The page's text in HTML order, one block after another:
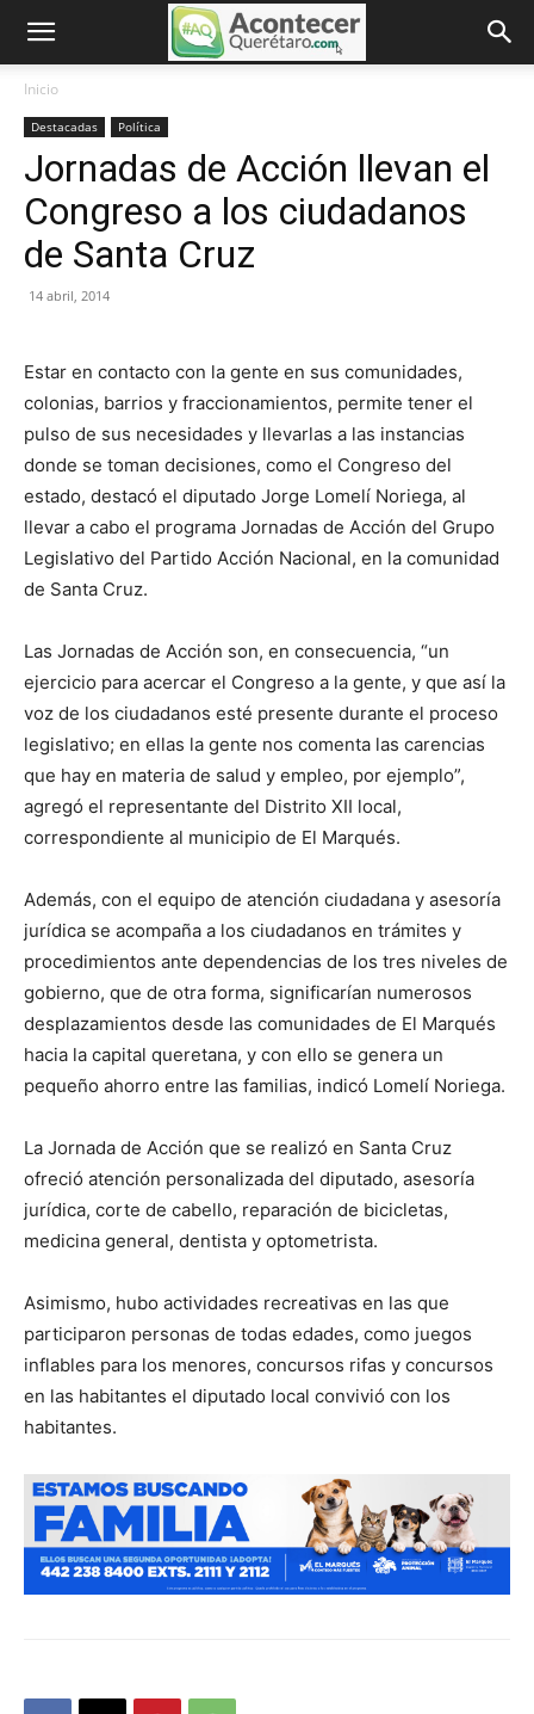
Inicio
Destacadas Política
Jornadas de Acción llevan el
Congreso a los ciudadanos
de Santa Cruz
14 abril, 2014
Estar en contacto con la gente en sus comunidades,
colonias, barrios y fraccionamientos, permite tener el
pulso de sus necesidades y llevarlas a las instancias
donde se toman decisiones, como el Congreso del
estado, destacó el diputado Jorge Lomelí Noriega, al
llevar a cabo el programa Jornadas de Acción del Grupo
Legislativo del Partido Acción Nacional, en la comunidad
de Santa Cruz.
Las Jornadas de Acción son, en consecuencia, “un
ejercicio para acercar el Congreso a la gente, y que así la
voz de los ciudadanos esté presente durante el proceso
legislativo; en ellas la gente nos comenta las carencias
que hay en materia de salud y empleo, por ejemplo”,
agregó el representante del Distrito XII local,
correspondiente al municipio de El Marqués.
Además, con el equipo de atención ciudadana y asesoría
jurídica se acompaña a los ciudadanos en trámites y
procedimientos ante dependencias de los tres niveles de
gobierno, que de otra forma, significarían numerosos
desplazamientos desde las comunidades de El Marqués
hacia la capital queretana, y con ello se genera un
pequeño ahorro entre las familias, indicó Lomelí Noriega.
La Jornada de Acción que se realizó en Santa Cruz
ofreció atención personalizada del diputado, asesoría
jurídica, corte de cabello, reparación de bicicletas,
medicina general, dentista y optometrista.
Asimismo, hubo actividades recreativas en las que
participaron personas de todas edades, como juegos
inflables para los menores, concursos rifas y concursos
en las habitantes el diputado local convivió con los
habitantes.